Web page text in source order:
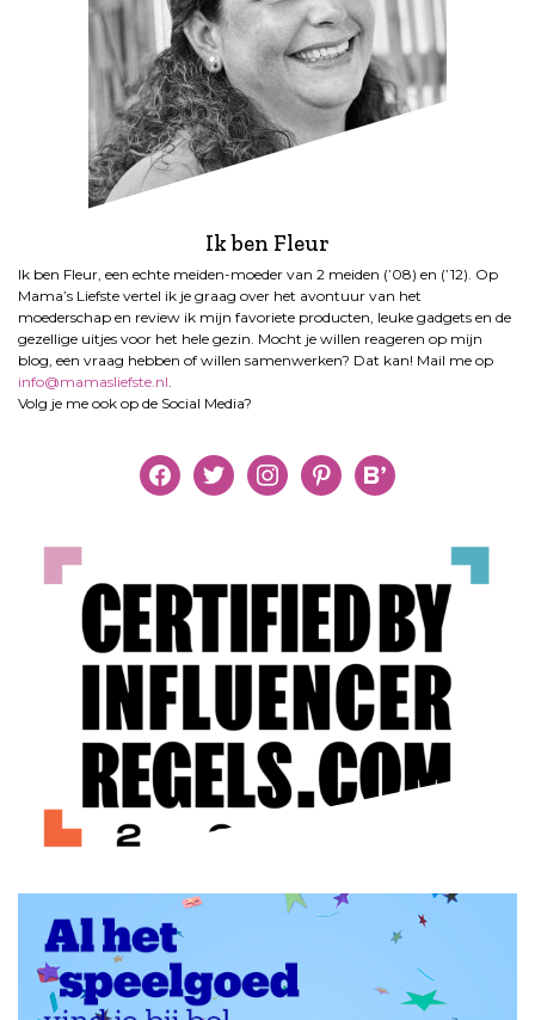
Ik ben Fleur
Ik ben Fleur, een echte meiden-moeder van 2 meiden (’08) en (’12). Op
Mama’s Liefste vertel ik je graag over het avontuur van het
moederschap en review ik mijn favoriete producten, leuke gadgets en de
gezellige uitjes voor het hele gezin. Mocht je willen reageren op mijn
blog, een vraag hebben of willen samenwerken? Dat kan! Mail me op
info@mamasliefste.nl
Volg je me ook op de Social Media?
facebooktwitter instagrampinterestbloglovin